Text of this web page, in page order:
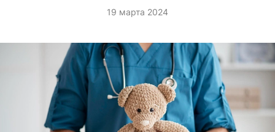
19 марта 2024